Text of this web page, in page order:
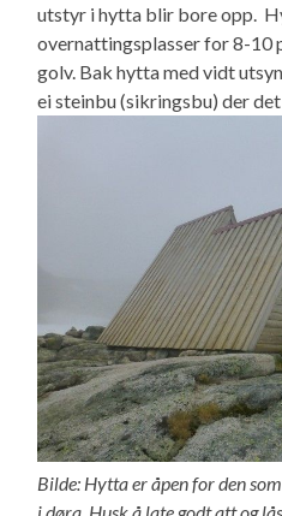
utstyr i hytta blir bore opp.
overnattingsplasser for 8-10
golv. Bak hytta med vidt
ei steinbu (sikringsbu) der
Bilde: Hytta er åpen for den